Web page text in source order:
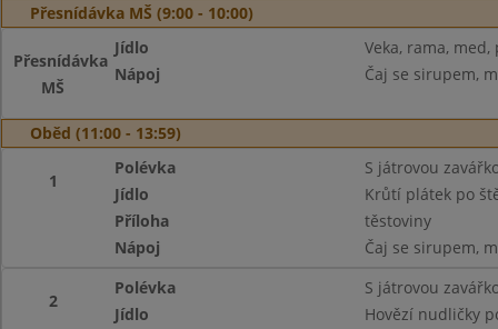
Přesnídávka MŠ (9:00 - 10:00)
Přesnídávka
MŠ
Jídlo
Veka, rama,
Nápoj
Čaj se sirupem,
Oběd (11:00 - 13:59)
1
Polévka
S játrovou
Jídlo
Krůtí plátek po
Příloha
těstoviny
Nápoj
Čaj se sirupem,
2
Polévka
S játrovou
Jídlo
Hovězí nudličky